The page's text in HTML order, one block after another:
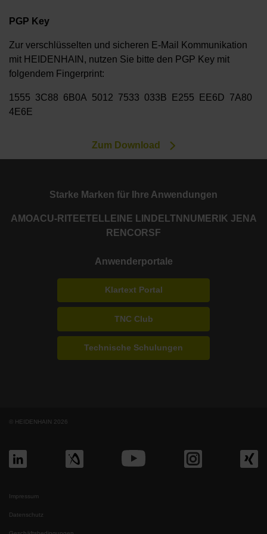
PGP Key
Zur verschlüsselten und sicheren E-Mail Kommunikation
mit HEIDENHAIN, nutzen Sie bitte den PGP Key mit
folgendem Fingerprint:
1555 3C88 6B0A 5012 7533 033B E255 EE6D 7A80
4E6E
Zum Download
Starke Marken für Ihre Anwendungen
AMOACU-RITE ETEL LEINE LINDE LTN NUMERIK JENA
RENCORSF
Anwenderportale
Klartext Portal
TNC Club
Technische Schulungen
© HEIDENHAIN 2026
Impressum
Datenschutz